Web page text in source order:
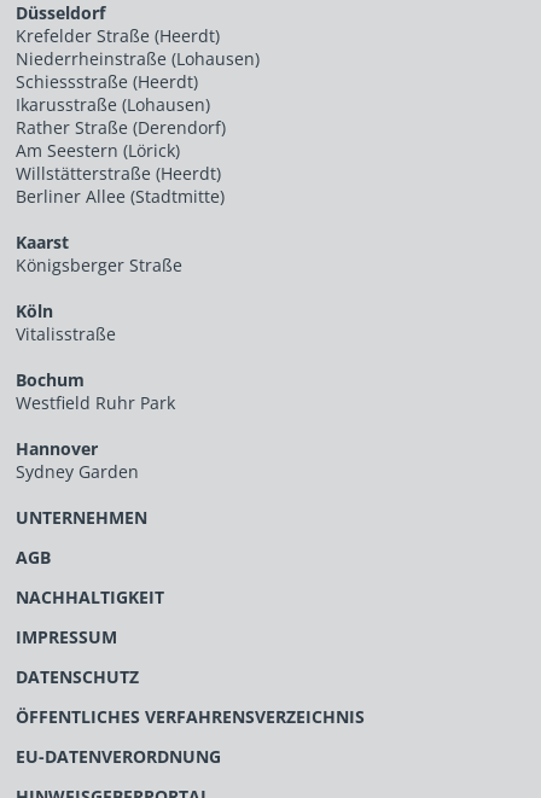
Düsseldorf
Krefelder Straße (Heerdt)
Niederrheinstraße (Lohausen)
Schiessstraße (Heerdt)
Ikarusstraße (Lohausen)
Rather Straße (Derendorf)
Am Seestern (Lörick)
Willstätterstraße (Heerdt)
Berliner Allee (Stadtmitte)
Kaarst
Königsberger Straße
Köln
Vitalisstraße
Bochum
Westfield Ruhr Park
Hannover
Sydney Garden
UNTERNEHMEN
AGB
NACHHALTIGKEIT
IMPRESSUM
DATENSCHUTZ
ÖFFENTLICHES VERFAHRENSVERZEICHNIS
EU-DATENVERORDNUNG